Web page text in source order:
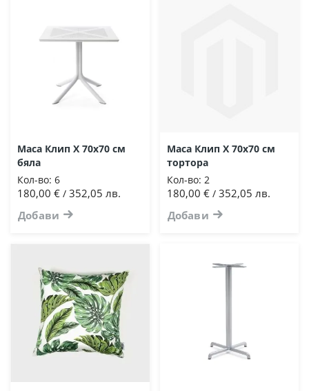
Маса Клип Х 70х70 см
бяла
Кол-во: 6
180,00 € / 352,05 лв.
Добави
Маса Клип Х 70х70 см
тортора
Кол-во: 2
180,00 €/ 352,05 лв.
Добави